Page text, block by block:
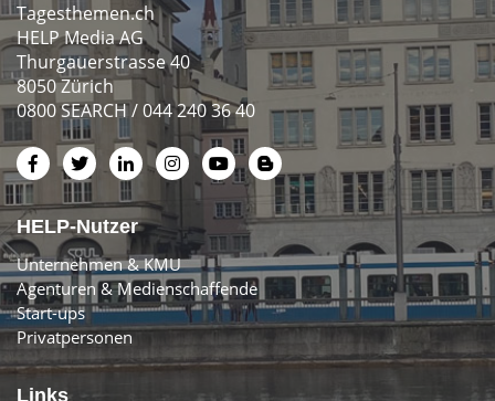
Tagesthemen.ch
HELP Media AG
Thurgauerstrasse 40
8050 Zürich
0800 SEARCH / 044 240 36 40
HELP-Nutzer
Unternehmen & KMU
Agenturen & Medienschaffende
Start-ups
Privatpersonen
Links